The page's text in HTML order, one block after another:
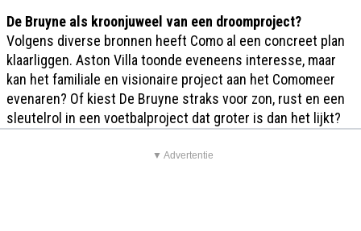
De Bruyne als kroonjuweel van een droomproject?
Volgens diverse bronnen heeft Como al een concreet plan
klaarliggen. Aston Villa toonde eveneens interesse, maar
kan het familiale en visionaire project aan het Comomeer
evenaren? Of kiest De Bruyne straks voor zon, rust en een
sleutelrol in een voetbalproject dat groter is dan het lijkt?
▼ Advertentie